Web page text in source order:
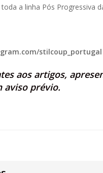
a linha Pós Progressiva
stilcoup_portugal
aos artigos,
aviso prévio.